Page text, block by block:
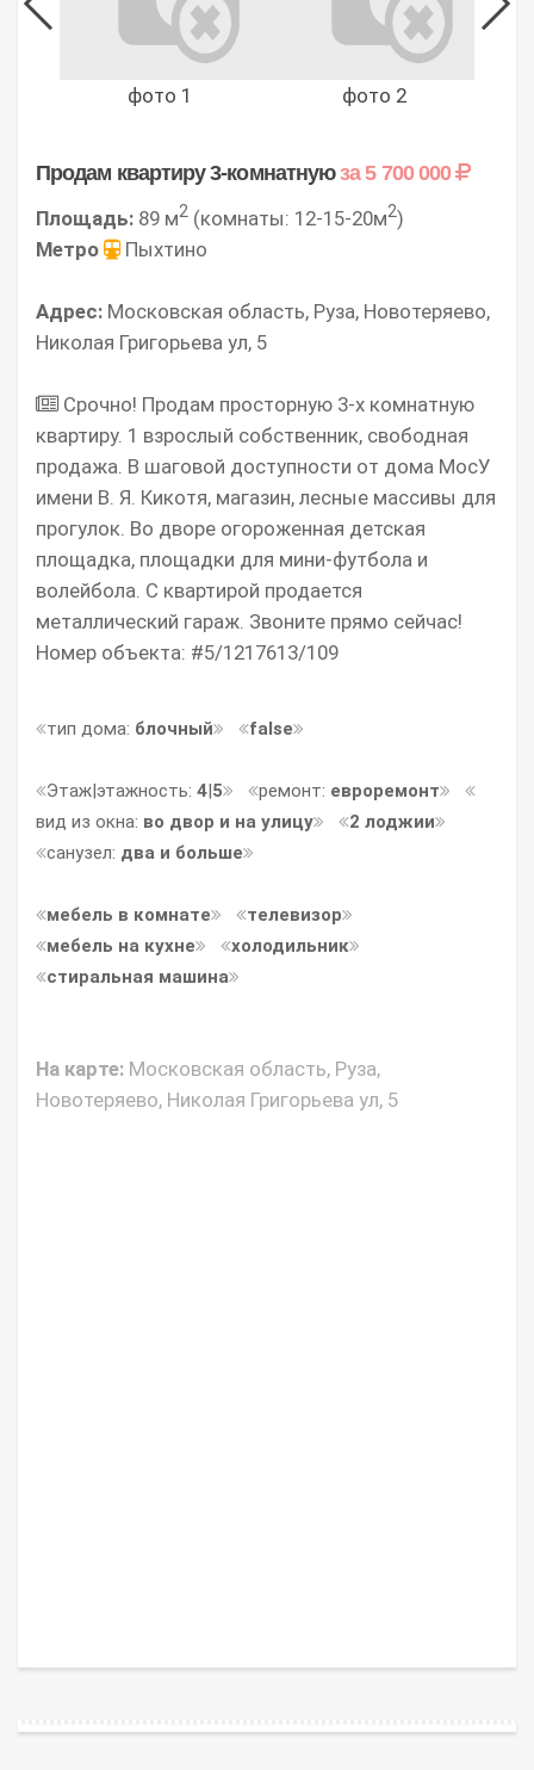
фото 1 фото 2
Продам квартиру 3-комнатнуюза 5 700 000
Площадь: 89 м2 (комнаты: 12-15-20м2)
Метро
Пыхтино
Адрес: Московская область, Руза, Новотеряево,
Николая Григорьева ул, 5
Срочно! Продам просторную 3-х комнатную
квартиру. 1 взрослый собственник, свободная
продажа. В шаговой доступности от дома МосУ
имени В. Я. Кикотя, магазин, лесные массивы для
прогулок. Во дворе огороженная детская
площадка, площадки для мини-футбола и
волейбола. С квартирой продается
металлический гараж. Звоните прямo сейчaс!
Номер объекта: #5/1217613/109
тип дома: блочный false
Этаж|этажность: 4|5 ремонт: евроремонт
вид из окна: во двор и на улицу
2 лоджии
санузел: два и больше
мебель в комнате
телевизор
мебель на кухне
холодильник
стиральная машина
На карте: Московская область, Руза,
Новотеряево, Николая Григорьева ул, 5